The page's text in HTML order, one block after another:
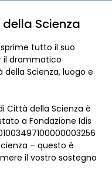
Scienza
tutto il suo
il drammatico
Scienza, luogo e
Città della Scienza è
a Fondazione Idis
– questo è
il vostro sostegno